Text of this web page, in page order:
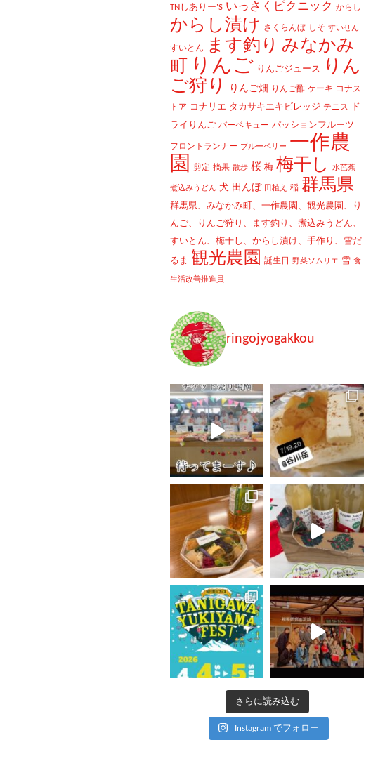
TNしありー'S いっさくピクニック からし
からし漬け さくらんぼ しそ すいせん
すいとん ます釣り みなかみ
町
りんご りんごジュース
りん
ご狩り
りんご畑 りんご酢 ケーキ コナス
トア コナリエ タカサキエキビレッジ テニス
ド
ライりんご バーベキュー パッションフルーツ
フロントランナー ブルーベリー 一作農
園
剪定 摘果 散歩 桜 梅 梅干し 水芭蕉
煮込みうどん 犬 田んぼ 田植え 稲 群馬県
群馬県、みなかみ町、一作農園、観光農園、り
んご、りんご狩り、ます釣り、煮込みうどん、
すいとん、梅干し、からし漬け、手作り、雪だ
るま 観光農園 誕生日 野菜ソムリエ 雪 食
生活改善推進員
ringojyogakkou
さらに読み込む
Instagram でフォロー